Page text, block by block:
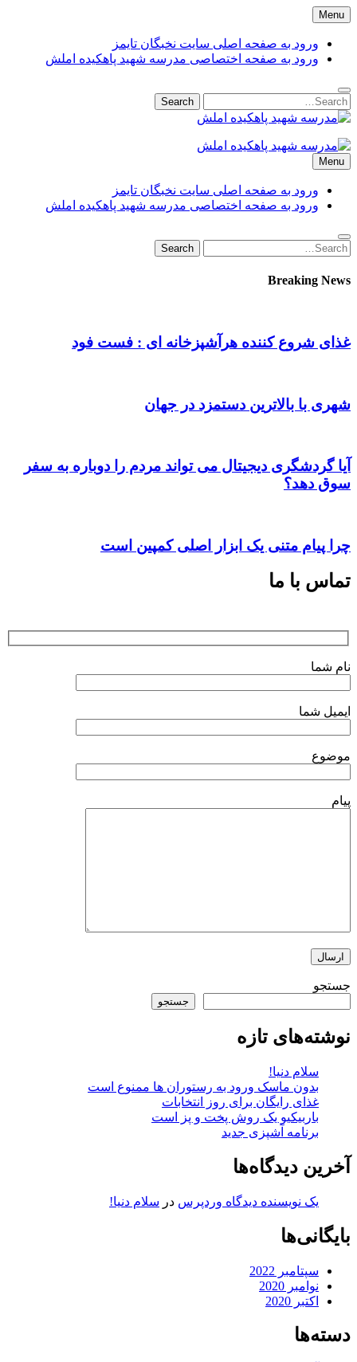
Skip
to
content
Menu
ورود به صفحه اصلی سایت نخبگان تایمز
ورود به صفحه اختصاصی مدرسه شهید پاهکیده املش
Search
for:
Search
مدرسه شهید پاهکیده املش
پسرانه + دخترانه + پیش دبستانی + کلاس + اول + دوم + سوم +
پشت + بانک کشاورزی + شماره + تلفن + آدرس + لوکیشن + +
دریافت + کارنامه + کد ملی + پایه + مقطع + دولتی + گیلان +
مدارس + دانش آموزان + لیست + سایت + نخبگان + تایمز +
madrese-shahid-pahkideh-amlash
Menu
ورود به صفحه اصلی سایت نخبگان تایمز
ورود به صفحه اختصاصی مدرسه شهید پاهکیده املش
Search
for:
Search
Breaking News
غذای شروع کننده هرآشپزخانه ای : فست فود
شهری با بالاترین دستمزد در جهان
آیا گردشگری دیجیتال می تواند مردم را دوباره به سفر
سوق دهد؟
چرا پیام متنی یک ابزار اصلی کمپین است
تماس با ما
نام شما
ایمیل شما
موضوع
پیام
جستجو
جستجو
نوشته‌های تازه
سلام دنیا!
بدون ماسک ورود به رستوران ها ممنوع است
غذای رایگان برای روز انتخابات
باربیکیو یک روش پخت و پز است
برنامه آشپزی جدید
آخرین دیدگاه‌ها
یک نویسنده دیدگاه وردپرس در سلام دنیا!
بایگانی‌ها
سپتامبر 2022
نوامبر 2020
اکتبر 2020
دسته‌ها